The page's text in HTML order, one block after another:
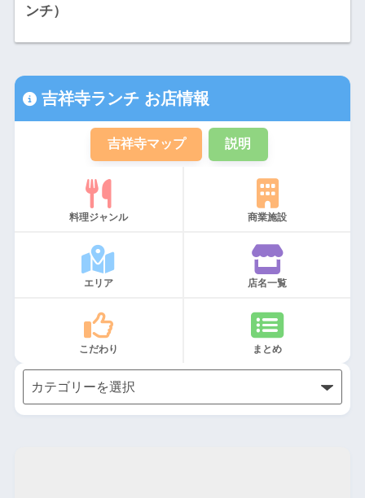
ンチ）
吉祥寺ランチ お店情報
吉祥寺マップ 説明
料理ジャンル 商業施設
エリア 店名一覧
こだわり まとめ